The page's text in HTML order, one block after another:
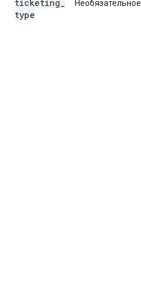
ticketing
type
Необязательное